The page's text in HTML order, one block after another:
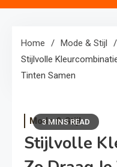
Home
Mode & Stijl
Stijlvolle
Tinten Samen
3 MINS READ
Mode & Stijl
Stijlvolle